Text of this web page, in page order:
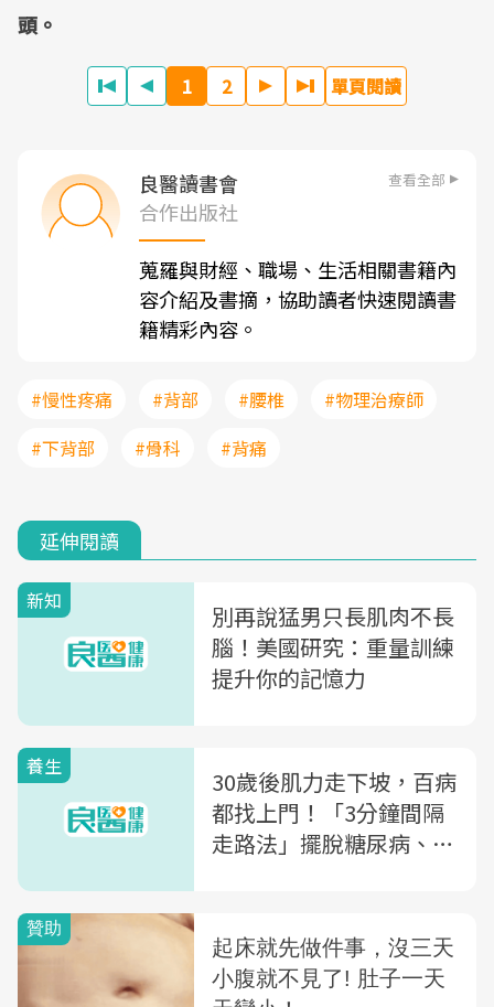
頭。
1 2 單頁閱讀
良醫讀書會 查看全部
合作出版社
蒐羅與財經、職場、生活相關書籍內
容介紹及書摘，協助讀者快速閱讀書
籍精彩內容。
#慢性疼痛 #背部 #腰椎
#物理治療師
#下背部
#骨科 #背痛
延伸閱讀
新知
別再說猛男只長肌肉不長
腦！美國研究：重量訓練
提升你的記憶力
養生
30歲後肌力走下坡，百病
都找上門！「3分鐘間隔
走路法」擺脫糖尿病、動